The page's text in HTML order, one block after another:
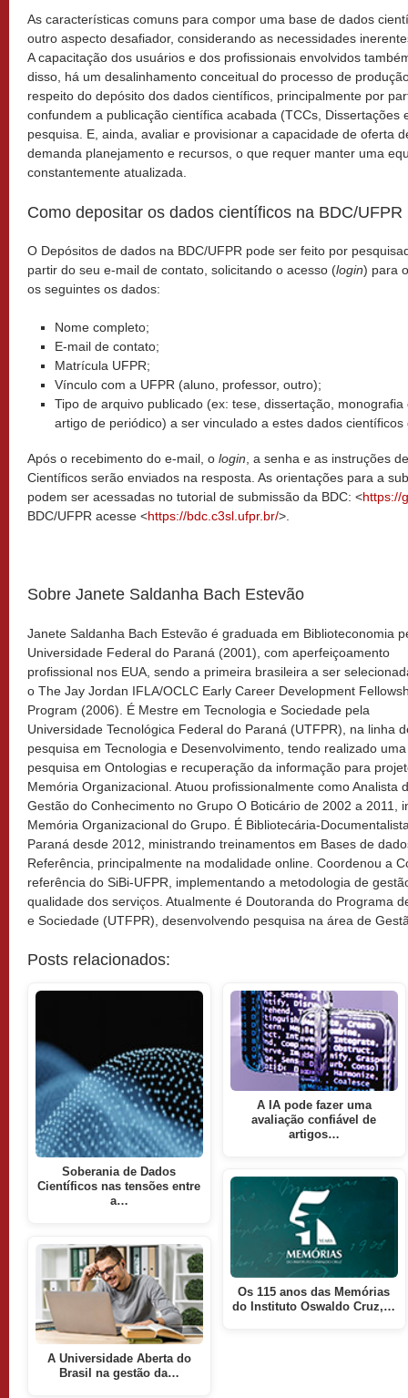
As características comuns para compor uma base de dados
outro aspecto desafiador, considerando as necessidades
A capacitação dos usuários e dos profissionais envolvidos
disso, há um desalinhamento conceitual do processo de
respeito do depósito dos dados científicos, principalmente por
confundem a publicação científica acabada (TCCs, Dissertações
pesquisa. E, ainda, avaliar e provisionar a capacidade de oferta
demanda planejamento e recursos, o que requer manter uma
constantemente atualizada.
Como depositar os dados científicos na BDC/UFPR
O Depósitos de dados na BDC/UFPR pode ser feito por
partir do seu e-mail de contato, solicitando o acesso (login) para
os seguintes os dados:
Nome completo;
E-mail de contato;
Matrícula UFPR;
Vínculo com a UFPR (aluno, professor, outro);
Tipo de arquivo publicado (ex: tese, dissertação,
artigo de periódico) a ser vinculado a estes dados científicos
Após o recebimento do e-mail, o login , a senha e as instruções
Científicos serão enviados na resposta. As orientações para a
podem ser acessadas no tutorial de submissão da BDC: <https://
BDC/UFPR acesse <https://bdc.c3sl.ufpr.br/>.
Sobre Janete Saldanha Bach Estevão
Janete Saldanha Bach Estevão é graduada em Biblioteconomia
Universidade Federal do Paraná (2001), com aperfeiçoamento
profissional nos EUA, sendo a primeira brasileira a ser
o The Jay Jordan IFLA/OCLC Early Career Development
Program (2006). É Mestre em Tecnologia e Sociedade pela
Universidade Tecnológica Federal do Paraná (UTFPR), na linha
pesquisa em Tecnologia e Desenvolvimento, tendo realizado uma
pesquisa em Ontologias e recuperação da informação para
Memória Organizacional. Atuou profissionalmente como Analista
Gestão do Conhecimento no Grupo O Boticário de 2002 a 2011,
Memória Organizacional do Grupo. É Bibliotecária-
Paraná desde 2012, ministrando treinamentos em Bases de
Referência, principalmente na modalidade online. Coordenou a
referência do SiBi-UFPR, implementando a metodologia de
qualidade dos serviços. Atualmente é Doutoranda do Programa
e Sociedade (UTFPR), desenvolvendo pesquisa na área de
Posts relacionados:
Soberania de Dados
Científicos nas tensões entre
a…
A Universidade Aberta do
Brasil na gestão da…
A IA pode fazer uma
avaliação confiável de
artigos…
Os 115 anos das Memórias
do Instituto Oswaldo Cruz,…